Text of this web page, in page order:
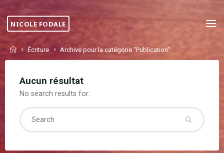
content
NICOLE FODALE
HomeÉcriture Archive pour la catégorie "Publication"
Aucun résultat
No search results for: